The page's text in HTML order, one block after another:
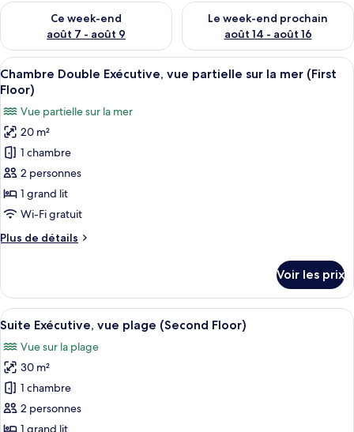
Ce week-end
août 7 - août 9
Vérifier la disponibilité pour ce week-end août 7 - août 9
Le week-end prochain
août 14 - août 16
Vérifier la disponibilité pour
Afficher
toutes
photos
pour
ce
type
de
chambre :
Double
partielle
sur
mer
(First
Floor)
Une chambre d’hôtel moderne
7
Chambre Double Exécutive, vue partielle sur la mer (First
Floor)
Vue partielle sur la mer
20 m²
1 chambre
2 personnes
1 grand lit
Wi-Fi gratuit
Plus de détails
Plus
le
type
de
Chambre
Double
Exécutive,
vue
partielle
sur
Voir les prix
Afficher
toutes
les
photos
pour
ce
type
Une chambre d’hôtel moderne
13
Suite Exécutive, vue plage (Second Floor)
Vue sur la plage
30 m²
1 chambre
2 personnes
1 grand lit